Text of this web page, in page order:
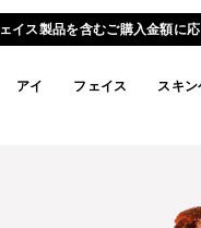
価格改定のお知らせ | 2026年8
アイ フェイス スキン